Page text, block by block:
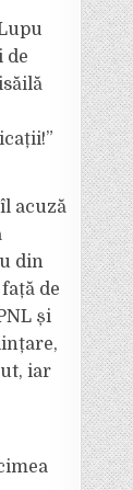
de
acuză
din
de
și
iar